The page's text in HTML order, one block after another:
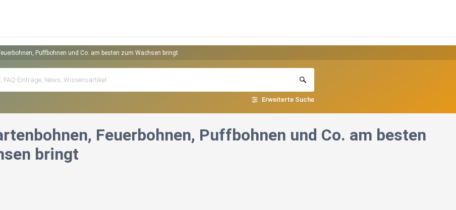
Puffbohnen und Co. am besten zum Wachsen bringt
Erweiterte Suche
Feuerbohnen, Puffbohnen und Co. am besten
bringt